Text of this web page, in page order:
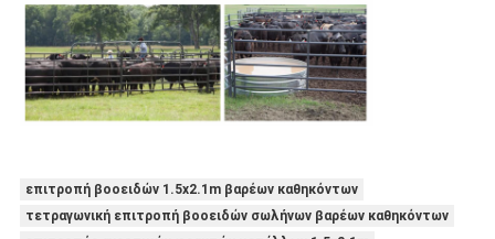
επιτροπή βοοειδών 1.5x2.1m βαρέων καθηκόντων
τετραγωνική επιτροπή βοοειδών σωλήνων βαρέων καθηκόντων